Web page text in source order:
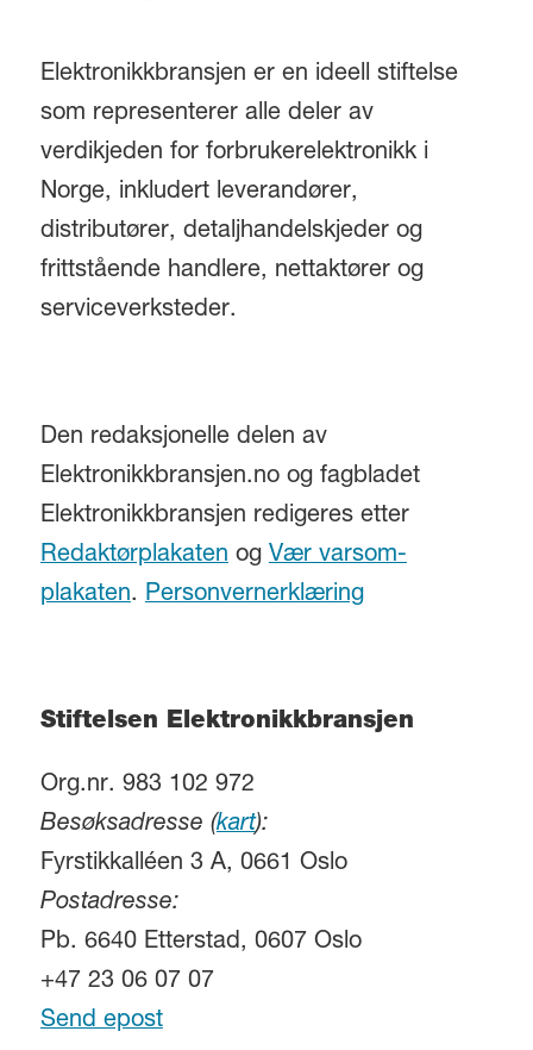
Elektronikkbransjen er en ideell stiftelse
som representerer alle deler av
verdikjeden for forbrukerelektronikk i
Norge, inkludert leverandører,
distributører, detaljhandelskjeder og
frittstående handlere, nettaktører og
serviceverksteder.
Den redaksjonelle delen av
Elektronikkbransjen.no og fagbladet
Elektronikkbransjen redigeres etter
Redaktørplakatenog Vær varsom-
plakaten. Personvernerklæring
Stiftelsen Elektronikkbransjen
Org.nr. 983 102 972
Besøksadresse (kart):
Fyrstikkalléen 3 A, 0661 Oslo
Postadresse:
Pb. 6640 Etterstad, 0607 Oslo
+47 23 06 07 07
Send epost